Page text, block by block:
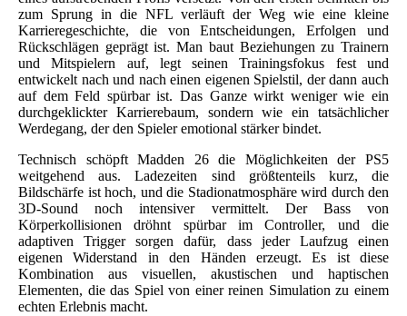
zum Sprung in die NFL verläuft der Weg wie eine kleine
Karrieregeschichte, die von Entscheidungen, Erfolgen und
Rückschlägen geprägt ist. Man baut Beziehungen zu Trainern
und Mitspielern auf, legt seinen Trainingsfokus fest und
entwickelt nach und nach einen eigenen Spielstil, der dann auch
auf dem Feld spürbar ist. Das Ganze wirkt weniger wie ein
durchgeklickter Karrierebaum, sondern wie ein tatsächlicher
Werdegang, der den Spieler emotional stärker bindet.
Technisch schöpft Madden 26 die Möglichkeiten der PS5
weitgehend aus. Ladezeiten sind größtenteils kurz, die
Bildschärfe ist hoch, und die Stadionatmosphäre wird durch den
3D-Sound noch intensiver vermittelt. Der Bass von
Körperkollisionen dröhnt spürbar im Controller, und die
adaptiven Trigger sorgen dafür, dass jeder Laufzug einen
eigenen Widerstand in den Händen erzeugt. Es ist diese
Kombination aus visuellen, akustischen und haptischen
Elementen, die das Spiel von einer reinen Simulation zu einem
echten Erlebnis macht.